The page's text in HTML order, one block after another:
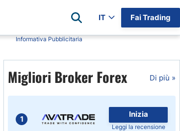
Ava Trade Recensioni
Capital.com Recensioni
Fai Trading
IT
Informativa Pubblicitaria
Migliori Broker Forex Di più »
1
Inizia
Leggi la recensione